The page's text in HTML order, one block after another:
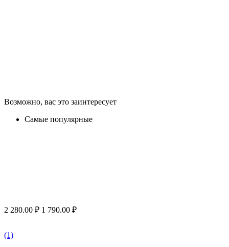
Возможно, вас это заинтересует
Самые популярные
2 280.00 ₽ 1 790.00 ₽
(1)